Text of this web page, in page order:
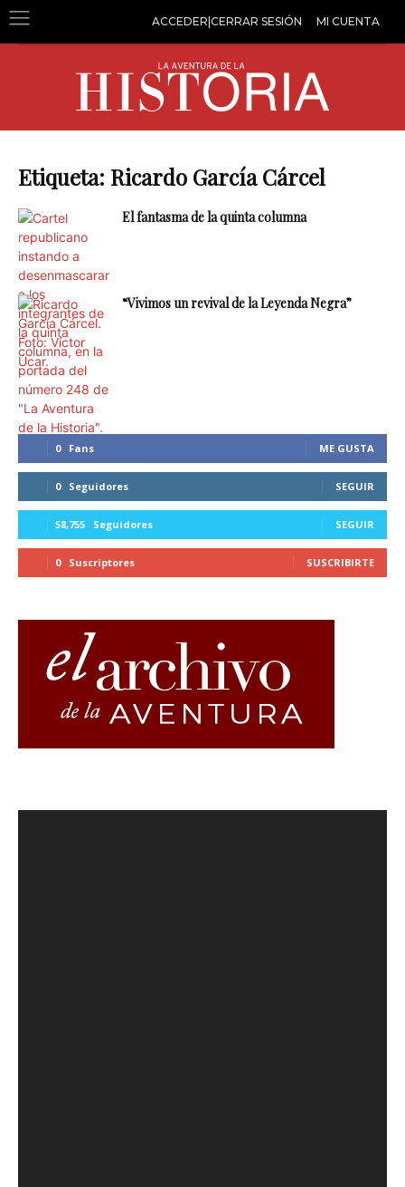
ACCEDER|CERRAR SESIÓN MI CUENTA
Etiqueta: Ricardo García Cárcel
El fantasma de la quinta columna
“Vivimos un revival de la Leyenda Negra”
0 Fans ME GUSTA
0 Seguidores SEGUIR
58,755 Seguidores SEGUIR
0 Suscriptores SUSCRIBIRTE